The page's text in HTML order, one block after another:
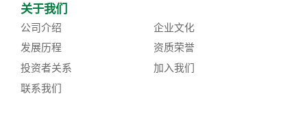
关于我们
公司介绍
企业文化
发展历程
资质荣誉
投资者关系
加入我们
联系我们